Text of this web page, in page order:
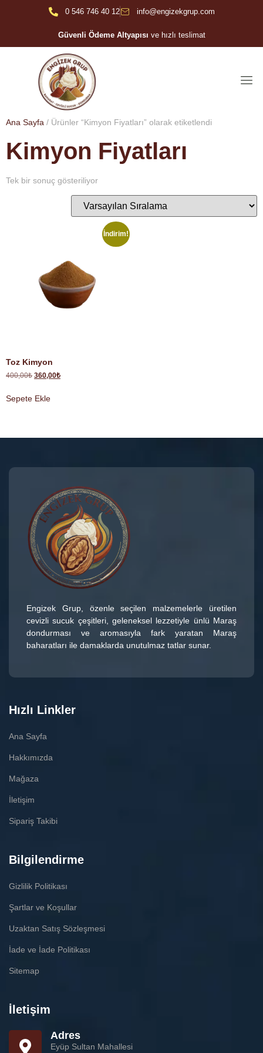
0 546 746 40 12 info@engizekgrup.com
Güvenli Ödeme Altyapısı ve hızlı teslimat
Ana Sayfa / Ürünler “Kimyon Fiyatları” olarak etiketlendi
Kimyon Fiyatları
Tek bir sonuç gösteriliyor
İndirim!
Toz Kimyon
400,00₺ 360,00₺
Sepete Ekle
Engizek Grup, özenle seçilen malzemelerle üretilen
cevizli sucuk çeşitleri, geleneksel lezzetiyle ünlü Maraş
dondurması ve aromasıyla fark yaratan Maraş
baharatları ile damaklarda unutulmaz tatlar sunar.
Hızlı Linkler
Ana Sayfa
Hakkımızda
Mağaza
İletişim
Sipariş Takibi
Bilgilendirme
Gizlilik Politikası
Şartlar ve Koşullar
Uzaktan Satış Sözleşmesi
İade ve İade Politikası
Sitemap
İletişim
Adres
Eyüp Sultan Mahallesi